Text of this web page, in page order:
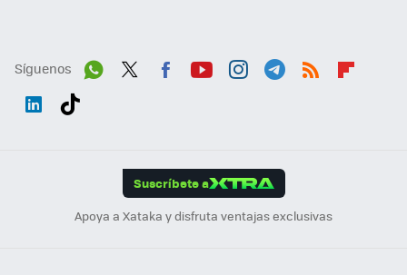
Síguenos
Suscríbete a
Apoya a Xataka y disfruta ventajas exclusivas